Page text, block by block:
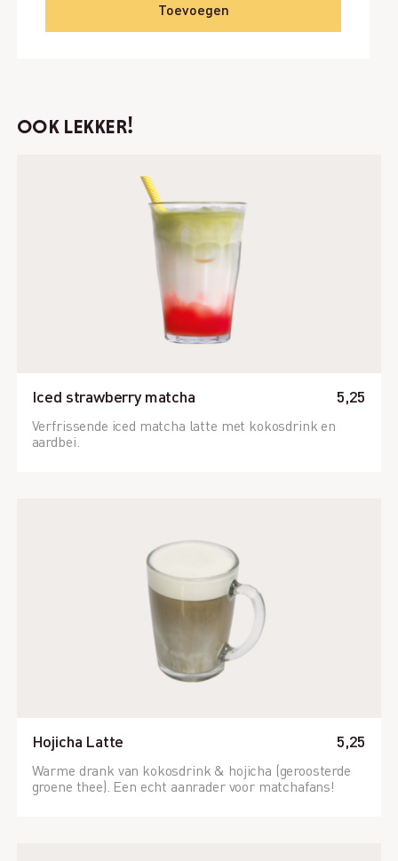
Toevoegen
ook lekker!
Iced strawberry matcha 5,25
Verfrissende iced matcha latte met kokosdrink en
aardbei.
Hojicha Latte 5,25
Warme drank van kokosdrink & hojicha (geroosterde
groene thee). Een echt aanrader voor matchafans!